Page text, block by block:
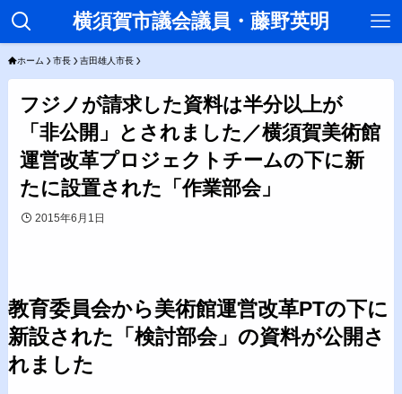
横須賀市議会議員・藤野英明
ホーム 市長 吉田雄人市長
フジノが請求した資料は半分以上が
「非公開」とされました／横須賀美術館
運営改革プロジェクトチームの下に新
たに設置された「作業部会」
2015年6月1日
教育委員会から美術館運営改革PTの下に
新設された「検討部会」の資料が公開さ
れました